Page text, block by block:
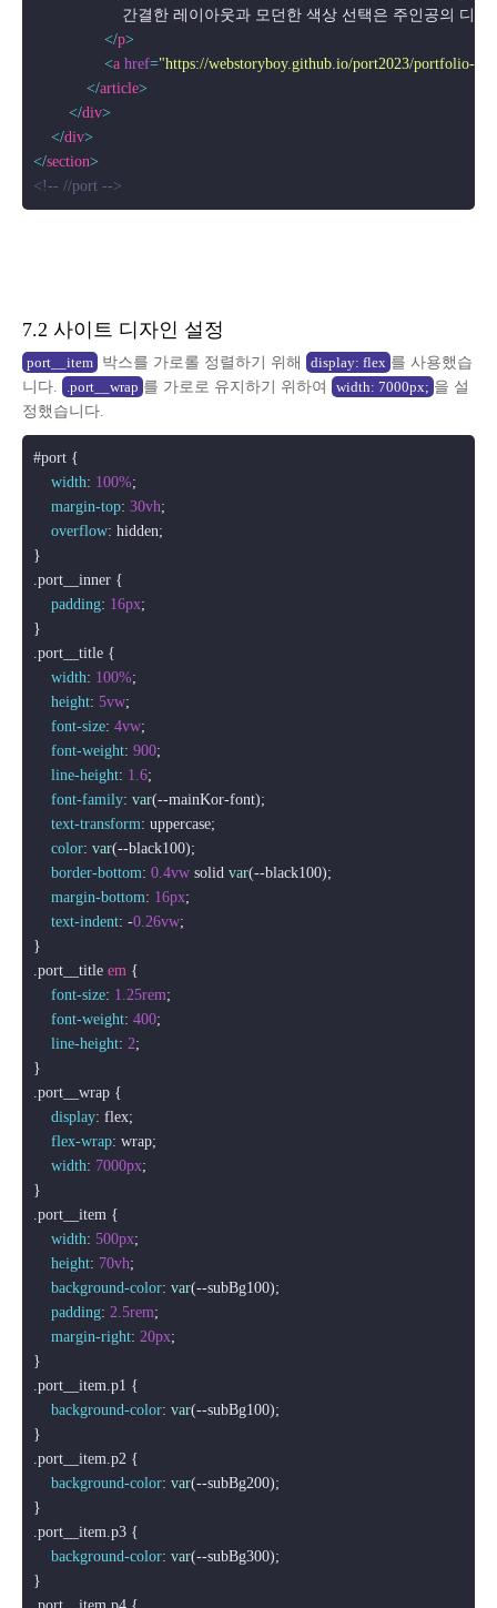
간결한 레이아웃과 모던한 색상 선택은 주인공의
</p>
<a href="https://webstoryboy.github.io/port2023/portfolio-
</article>
</div>
</div>
</section>
<!-- //port -->
7.2 사이트 디자인 설정
port__item 박스를 가로롤 정렬하기 위해 display: flex 를 사용했습
니다.
.port__wrap 를 가로로 유지하기 위하여 width: 7000px; 을 설
정했습니다.
#port {
width: 100%;
margin-top: 30vh;
overflow: hidden;
.port__inner {
padding: 16px;
.port__title {
width: 100%;
height: 5vw;
font-size: 4vw;
font-weight: 900;
line-height: 1.6;
font-family: var(--mainKor-font);
text-transform: uppercase;
color: var(--black100);
border-bottom: 0.4vw solid var(--black100);
margin-bottom: 16px;
text-indent: -0.26vw;
.port__title em {
font-size: 1.25rem;
font-weight: 400;
line-height: 2;
.port__wrap {
display: flex;
flex-wrap: wrap;
width: 7000px;
.port__item {
width: 500px;
height: 70vh;
background-color: var(--subBg100);
padding: 2.5rem;
margin-right: 20px;
.port__item.p1 {
background-color: var(--subBg100);
.port__item.p2 {
background-color: var(--subBg200);
.port__item.p3 {
background-color: var(--subBg300);